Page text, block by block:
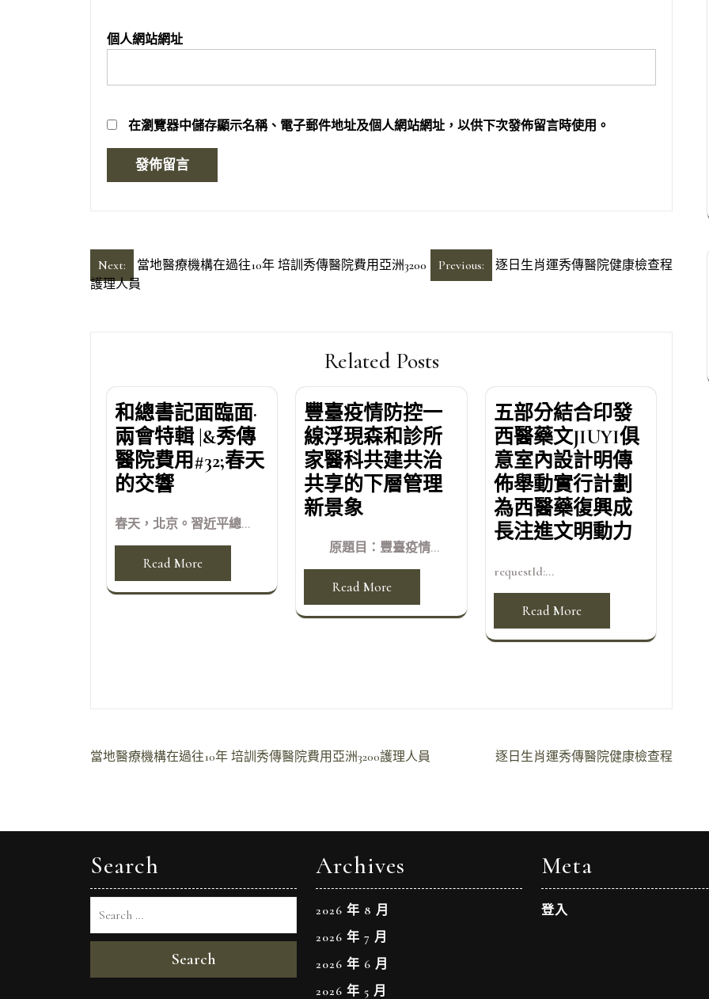
個人網站網址
在瀏覽器中儲存顯示名稱、電子郵件地址及個人網站網址，以供下次發佈留言時使用。
文
章
Previous: 逐日生肖運秀傳醫院健康檢查程
Next:
當地醫療機構在過往10年 培訓秀傳醫院費用亞洲3200
護理人員
Related Posts
和總書記面臨面·
兩會特輯 |&秀傳
醫院費用#32;春天
的交響
春天，北京。習近平總...
Read More
豐臺疫情防控一
線浮現森和診所
家醫科共建共治
共享的下層管理
新景象
原題目：豐臺疫情...
Read More
五部分結合印發
西醫藥文JIUYI俱
意室內設計明傳
佈舉動實行計劃
為西醫藥復興成
長注進文明動力
requestId:...
Read More
文
覽
逐日生肖運秀傳醫院健康檢查程
當地醫療機構在過往10年 培訓秀傳醫院費用亞洲3200護理人員
Search
Search
Archives
2026 年 8 月
2026 年 7 月
2026 年 6 月
2026 年 5 月
Meta
登入